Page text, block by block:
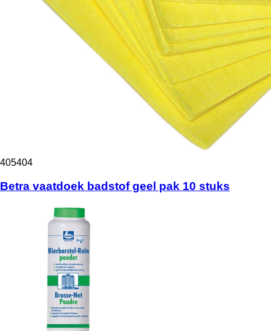
405404
Betra vaatdoek badstof geel pak 10 stuks